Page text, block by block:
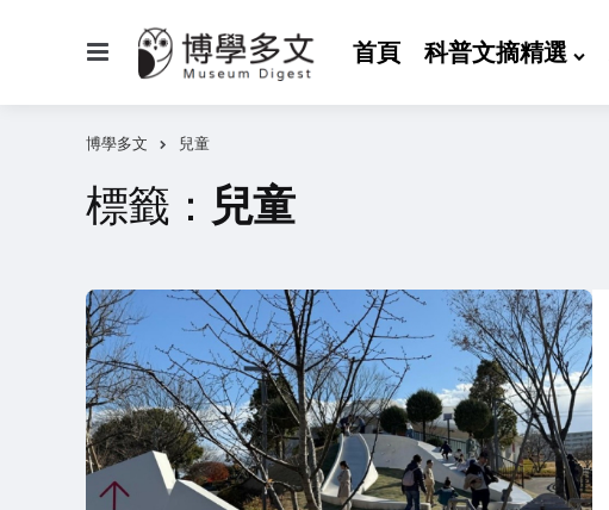
首頁 科普文摘精選
博學多文 兒童
標籤： 兒童